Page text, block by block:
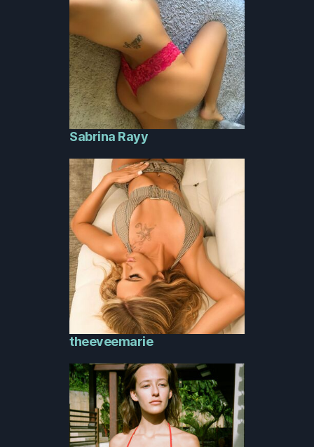
Sabrina Rayy
theeveemarie